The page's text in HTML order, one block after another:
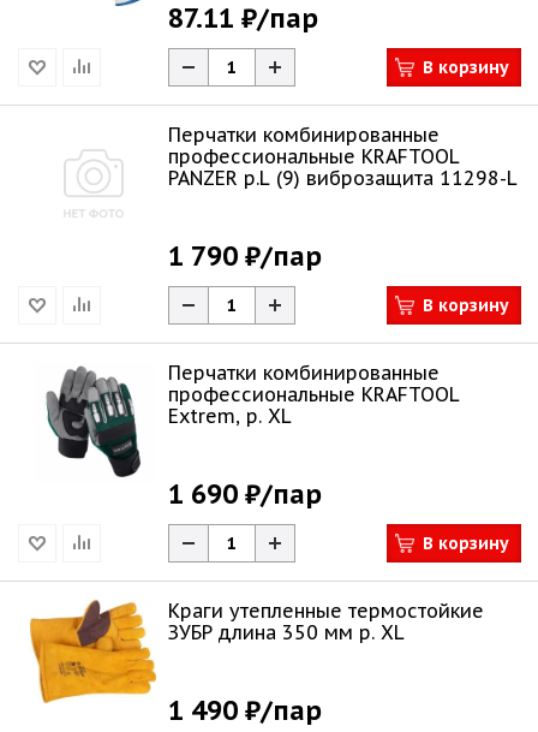
87.11 ₽/пар
В корзину
Перчатки комбинированные
профессиональные KRAFTOOL
PANZER р.L (9) виброзащита 11298-L
1 790 ₽/пар
В корзину
Перчатки комбинированные
профессиональные KRAFTOOL
Extrem, р. XL
1 690 ₽/пар
В корзину
Краги утепленные термостойкие
ЗУБР длина 350 мм р. XL
1 490 ₽/пар